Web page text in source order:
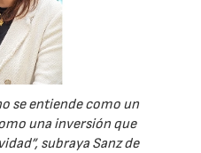
se entiende como un
una inversión que
subraya Sanz de